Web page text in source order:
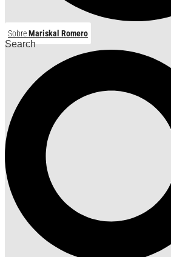
SobreMariskal Romero
Search